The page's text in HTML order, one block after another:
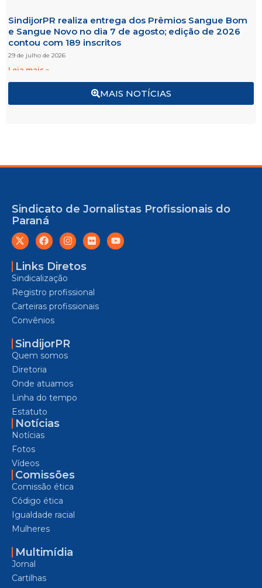
MAIS NOTÍCIAS
SindijorPR realiza entrega dos Prêmios Sangue Bom
e Sangue Novo no dia 7 de agosto; edição de 2026
contou com 189 inscritos
29 de julho de 2026
Leia mais »
Sindicato de Jornalistas Profissionais do
Paraná
Links Diretos
Sindicalização
Registro profissional
Carteiras profissionais
Convênios
SindijorPR
Quem somos
Diretoria
Onde atuamos
Linha do tempo
Estatuto
Notícias
Notícias
Fotos
Vídeos
Comissões
Comissão ética
Código ética
Igualdade racial
Mulheres
Multimídia
Jornal
Cartilhas